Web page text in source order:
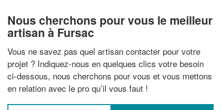
Nous cherchons pour vous le meilleur
artisan à Fursac
Vous ne savez pas quel artisan contacter pour votre
projet ? Indiquez-nous en quelques clics votre besoin
ci-dessous, nous cherchons pour vous et vous mettons
en relation avec le pro qu’il vous faut !